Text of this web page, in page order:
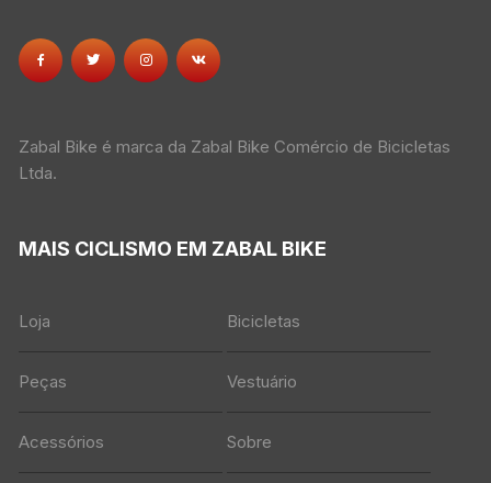
Zabal Bike é marca da Zabal Bike Comércio de Bicicletas
Ltda.
MAIS CICLISMO EM ZABAL BIKE
Loja Bicicletas
Peças Vestuário
Acessórios Sobre